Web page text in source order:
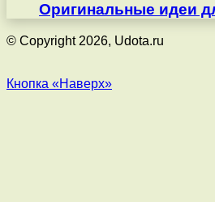
Оригинальные идеи
© Copyright 2026, Udota.ru
Кнопка «Наверх»